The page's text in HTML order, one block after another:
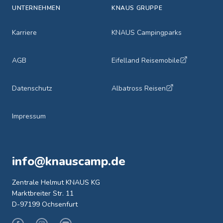
UNTERNEHMEN
Karriere
AGB
Datenschutz
Impressum
KNAUS GRUPPE
KNAUS Campingparks
Eifelland Reisemobile
Albatross Reisen
info@knauscamp.de
Zentrale Helmut KNAUS KG
Marktbreiter Str. 11
D-97199 Ochsenfurt